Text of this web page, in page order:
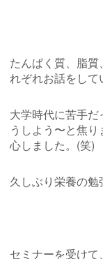
たんぱく質、脂
れぞれお話をして
大学時代に苦手
うしよう〜と焦
心しました。(笑)
久しぶり栄養の勉
セミナーを受け